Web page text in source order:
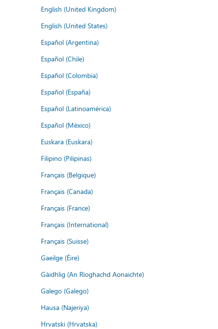
English (United Kingdom)
English (United States)
Español (Argentina)
Español (Chile)
Español (Colombia)
Español (España)
Español (Latinoamérica)
Español (México)
Euskara (Euskara)
Filipino (Pilipinas)
Français (Belgique)
Français (Canada)
Français (France)
Français (International)
Français (Suisse)
Gaeilge (Éire)
Gàidhlig (An Rìoghachd Aonaichte)
Galego (Galego)
Hausa (Najeriya)
Hrvatski (Hrvatska)